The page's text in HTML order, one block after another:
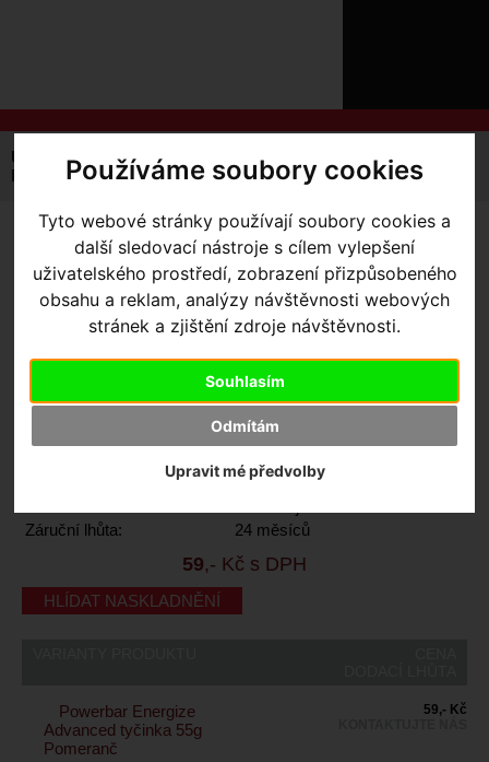
Používáme soubory cookies
Tyto webové stránky používají soubory cookies a
další sledovací nástroje s cílem vylepšení
uživatelského prostředí, zobrazení přizpůsobeného
obsahu a reklam, analýzy návštěvnosti webových
stránek a zjištění zdroje návštěvnosti.
Souhlasím
Odmítám
Upravit mé předvolby
O
SLUŽBY
ZTRATILI
Úvodní strana Výbava pro jezdce
Výživa a nápoje
Powerbar Energize Advanced tyčinka 55g
POWERBAR ENERGIZE
ADVANCED TYČINKA 55G-
Powerbar Energize Advanced
tyčinka 55g Pomeranč
Powerbar
21031001
Ne
Záruční lhůta:
24 měsíců
59,- Kč s DPH
HLÍDAT NASKLADNĚNÍ
Powerbar Energize
Advanced tyčinka 55g
Pomeranč
59,- Kč